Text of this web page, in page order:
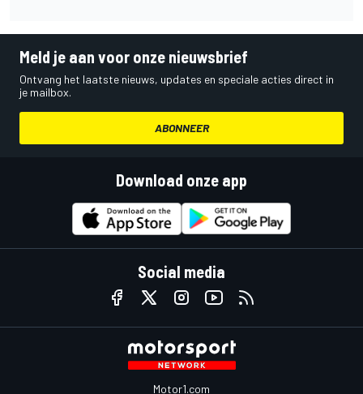
Meld je aan voor onze nieuwsbrief
Ontvang het laatste nieuws, updates en speciale acties direct in
je mailbox.
ABONNEER
Download onze app
Social media
Motor1.com